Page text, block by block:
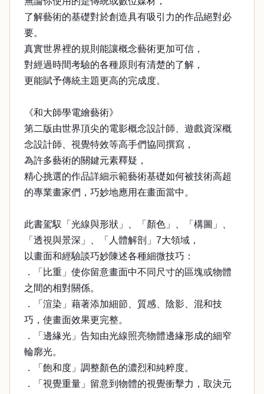
了解藝術的基礎對於創造具有吸引力的作品絕對必
要。
真實世界裡的規則能讓概念藝術更加可信，
對經過時間考驗的各種原則有清楚的了解，
更能賦予傳統主題更高的完成度。
《和大師學電繪藝術》
第二版由世界頂尖的電影概念設計師、遊戲資深概
念設計師、視覺特效等高手們協同撰寫，
為許多藝術的關鍵元素釋疑，
精心挑選的作品詳細示範藝術基礎如何被技術高超
的專業畫家們，巧妙地應用在畫面當中。
此書駕馭「光線與形狀」、「顏色」、「構圖」、
「透視與景深」、「人體解剖」7大領域，
以畫面和經驗談巧妙陳述各種細微技巧：
．「比重」使你留意畫面中不同尺寸的區塊或物體
之間的相對關係。
．「渲染」藉著添加細節、質感、陰影、混和技
巧，使畫面效果更完整。
．「邊緣光」告知由光線照亮物體邊緣形成的細窄
輪廓光。
．「飽和度」調整顏色的濃烈和純粹度。
．「視覺重量」留意到物體的視覺衝擊力，取決元